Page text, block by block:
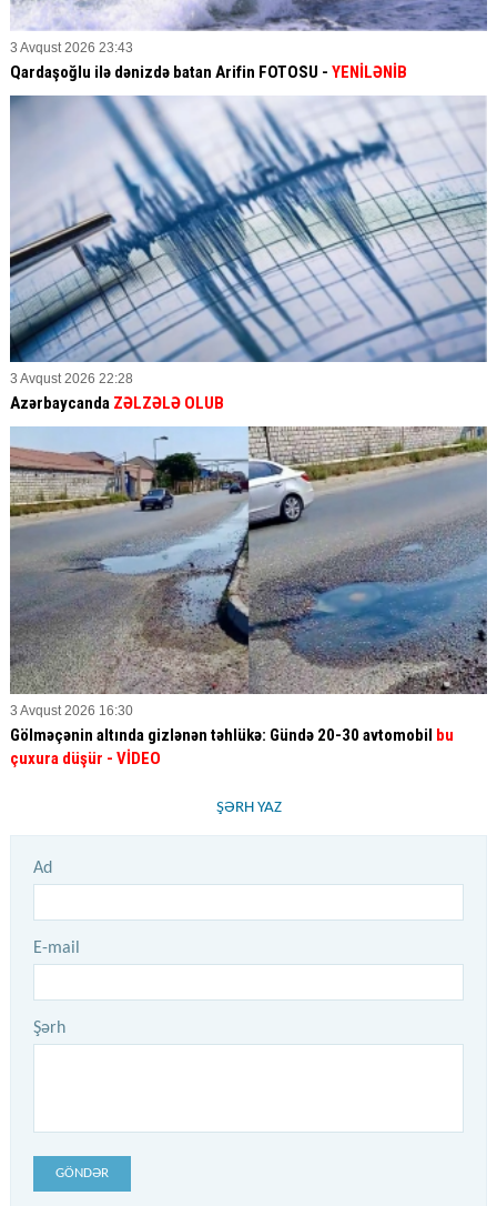
3 Avqust 2026 23:43
Qardaşoğlu ilə dənizdə batan Arifin FOTOSU - YENİLƏNİB
3 Avqust 2026 22:28
Azərbaycanda ZƏLZƏLƏ OLUB
3 Avqust 2026 16:30
Gölməçənin altında gizlənən təhlükə: Gündə 20-30 avtomobil bu
çuxura düşür - VİDEO
ŞƏRH YAZ
Ad
E-mail
Şərh
GÖNDƏR